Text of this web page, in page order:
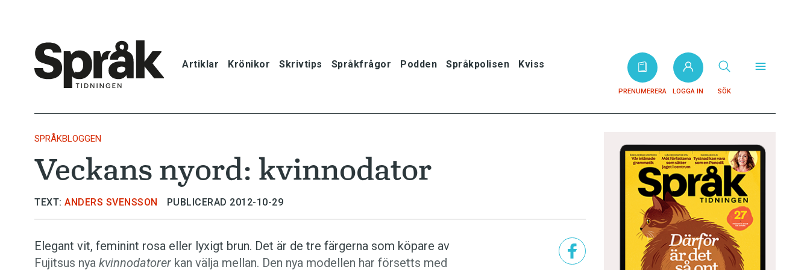
Artiklar Krönikor Skrivtips Språkfrågor Podden Språkpolisen Kviss
PRENUMERERA LOGGA IN SÖK
Krönikor
Språkfrågor
Bokrecensioner
SPRÅKBLOGGEN
Veckans nyord: kvinnodator
TEXT: ANDERS SVENSSON PUBLICERAD 2012-10-29
Elegant vit, feminint rosa eller lyxigt brun. Det är de tre färgerna som köpare av
Fujitsus nya kvinnodatorer kan välja mellan. Den nya modellen har försetts med